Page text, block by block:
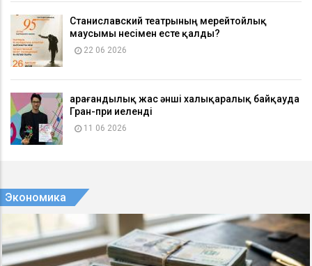
Станиславский театрының мерейтойлық
маусымы несімен есте қалды?
22 06 2026
Қарағандылық жас әнші халықаралық байқауда
Гран-при иеленді
11 06 2026
Экономика